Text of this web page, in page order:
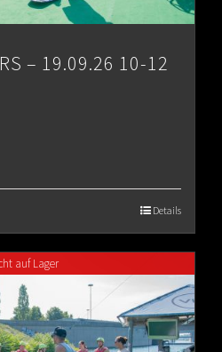
– 19.09.26 10-12
Details
auf Lager